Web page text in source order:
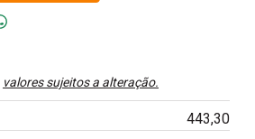
valores sujeitos a alteração.
443,30